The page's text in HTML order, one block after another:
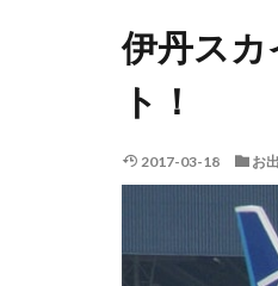
伊丹ス
ト！
2017-03-18 お